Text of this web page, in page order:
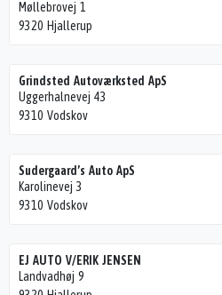
Møllebrovej 1
9320 Hjallerup
Grindsted Autoværksted ApS
Uggerhalnevej 43
9310 Vodskov
Sudergaard’s Auto ApS
Karolinevej 3
9310 Vodskov
EJ AUTO V/ERIK JENSEN
Landvadhøj 9